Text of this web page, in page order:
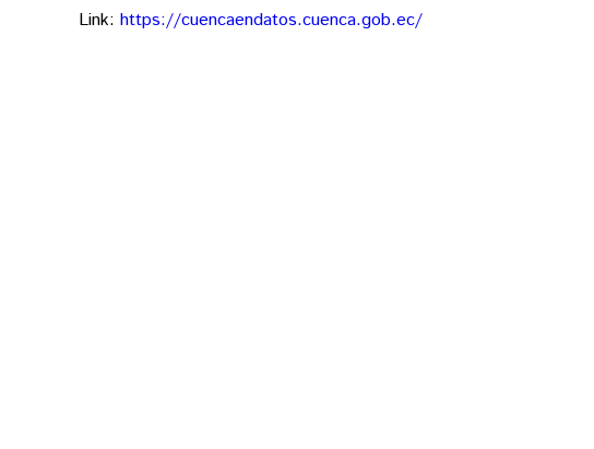
Link: https://cuencaendatos.cuenca.gob.ec/